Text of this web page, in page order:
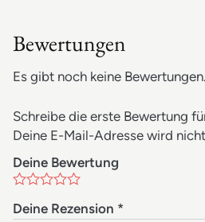
Bewertungen
Es gibt noch keine Bewertungen.
Schreibe die erste Bewertung
Deine E-Mail-Adresse wird
Deine Bewertung
Deine Rezension *